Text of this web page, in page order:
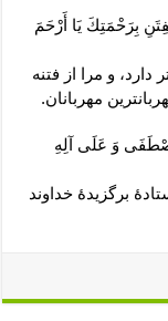
بِرَحْمَتِكَ يَا أَرْحَمَ
و مرا از فتنه‏
مهربانان.
وَ عَلَى آلِهِ
برگزيدۀ خداوند